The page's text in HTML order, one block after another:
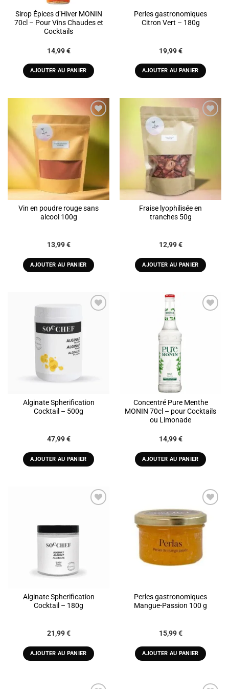
Sirop Épices d’Hiver MONIN
70cl – Pour Vins Chaudes et
Cocktails
14,99€
AJOUTER AU PANIER
Perles gastronomiques
Citron Vert – 180g
19,99€
AJOUTER AU PANIER
ADD TO
WISHLIST
Vin en poudre rouge sans
alcool 100g
13,99€
AJOUTER AU PANIER
ADD TO
Fraise lyophilisée en
tranches 50g
12,99€
AJOUTER AU PANIER
ADD TO
WISHLIST
Alginate Spherification
Cocktail – 500g
47,99€
AJOUTER AU PANIER
Concentré Pure Menthe
MONIN 70cl – pour Cocktails
ou Limonade
14,99€
AJOUTER AU PANIER
WISHLIST
Alginate Spherification
Cocktail – 180g
21,99€
AJOUTER AU PANIER
ADD TO
WISHLIST
Perles gastronomiques
Mangue-Passion 100 g
15,99€
AJOUTER AU PANIER